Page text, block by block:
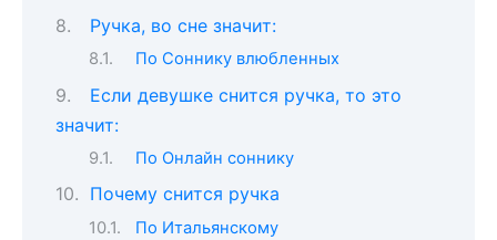
Ручка, во сне значит:
По Соннику влюбленных
Если девушке снится ручка, то это
значит:
По Онлайн соннику
Почему снится ручка
По Итальянскому